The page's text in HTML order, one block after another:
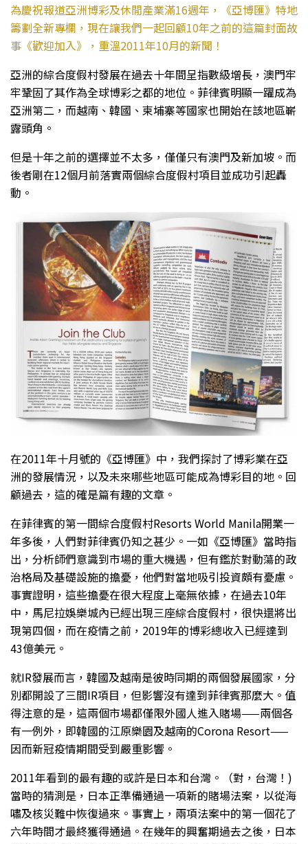
為慶祝報道亞洲博彩及休閒產業滿16週年，《亞博匯》特地
籌劃全新專欄，現在讓我們一起回顧10年之前的這篇封面故
事《歡迎加入》，重溫2011年10月的新聞！
亞洲的綜合度假村發展在過去十年間呈指數級增長，澳門牢
牢鞏固了其作為全球博彩之都的地位。菲律賓明顯一躍成為
亞洲第二，而越南、韓國、柬埔寨等國家也開始在該地區嶄
露頭角。
但是十年之前的選擇並不太多，僅僅只有澳門及新加坡。而
後者剛在12個月前落實兩個綜合度假村項目並成功引起轟
動。
在2011年十月號的《亞博匯》中，我們探討了博彩業在亞
洲的發展情況，以及未來哪些地區可能成為博彩目的地。回
顧過去，這的確是篇有趣的文章。
在菲律賓的第一間綜合度假村Resorts World Manila開業一
年多後，人們對菲律賓仍知之甚少。一如《亞博匯》當時指
出，分析師們意識到市場的重大機遇，但有鑑於對動蕩的政
治格局及基礎設施的擔憂，他們對當地吸引投資頗有憂慮。
事實證明，這些擔憂在很大程度上毫無依據，在過去10年
中，馬尼拉娛樂城內已經出現三座綜合度假村，很快還將出
現第四個，而在疫情之前，2019年的博彩總收入已經達到
43億美元。
就IR發展而言，韓國及越南是彼時同期的兩個發展國家，分
別都開設了三間IR項目，但影響沒有達到菲律賓那麼大。值
得注意的是，這兩個市場都僅限外國人進入賭場——兩個各
有一例外，即韓國的江原樂園及越南的Corona Resort——
因而新冠疫情期間受到嚴重影響。
2011年看到的最有趣的或許是日本和台灣。（對，台灣！)
當時的猜測是，日本正準備通過一項新的賭場法案，以從海
嘯及核災難中恢復過來。事實上，兩項法案中的第一個花了
六年時間才最終獲得通過。在幾年的興奮期過去之後，日本